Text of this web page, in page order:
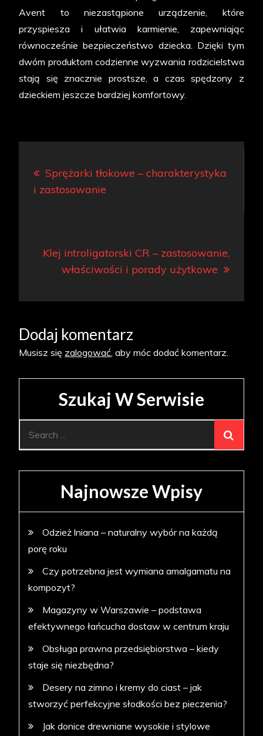
Avent to niezastąpione urządzenie, które
przyspiesza i ułatwia karmienie, zapewniając
równocześnie bezpieczeństwo dziecka. Dzięki tym
dwóm produktom codzienne wyzwania rodzicielstwa
stają się znacznie prostsze, a czas spędzony z
dzieckiem jeszcze bardziej komfortowy.
wpisu
Sprężarki tłokowe – charakterystyka
i zastosowanie
Klej introligatorski CR – zastosowanie,
właściwości i porady użytkowe
Dodaj komentarz
Musisz się zalogować, aby móc dodać komentarz.
Szukaj W Serwisie
Najnowsze Wpisy
Odzież lniana – naturalny wybór na każdą
porę roku
Czy potrzebna jest wymiana amalgamatu na
kompozyt?
Magazyny w Warszawie – podstawa
efektywnego łańcucha dostaw w centrum kraju
Obsługa prawna przedsiębiorstwa – kiedy
staje się niezbędna?
Desery na zimno i kremy do ciast – jak
stworzyć perfekcyjne słodkości bez pieczenia?
Jak donice drewniane wysokie i stylowe